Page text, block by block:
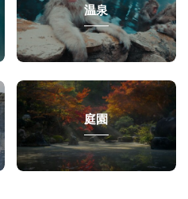
温泉
庭園